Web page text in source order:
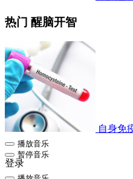
热门 醒脑开智
自身免
播放音乐
暂停音乐
登录